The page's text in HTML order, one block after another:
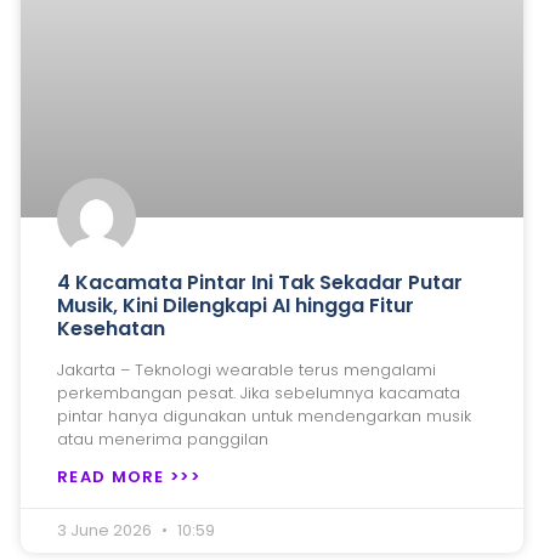
4 Kacamata Pintar Ini Tak Sekadar Putar
Musik, Kini Dilengkapi AI hingga Fitur
Kesehatan
Jakarta – Teknologi wearable terus mengalami
perkembangan pesat. Jika sebelumnya kacamata
pintar hanya digunakan untuk mendengarkan musik
atau menerima panggilan
READ MORE >>>
3 June 2026 10:59